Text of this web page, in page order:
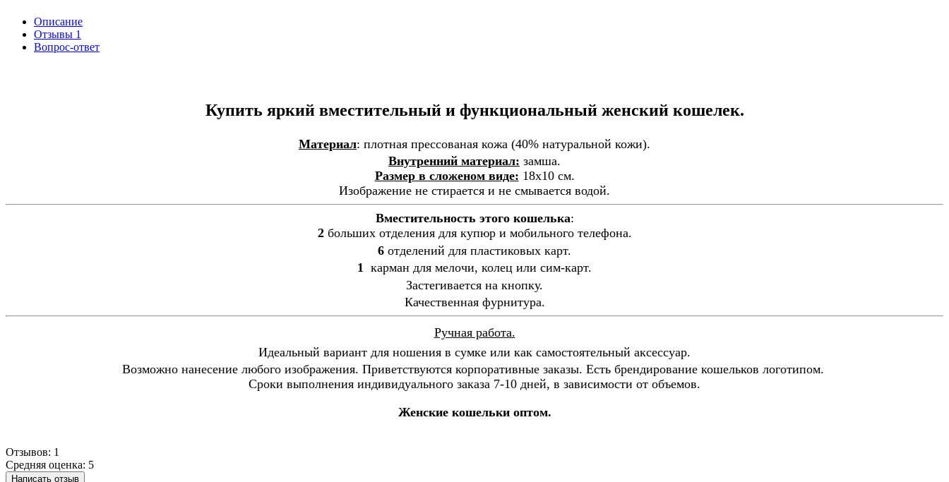
Описание
Отзывы 1
Вопрос-ответ
Купить яркий вместительный и функциональный женский кошелек.
Материал: плотная прессованая кожа (40% натуральной кожи).
Внутренний материал: замша.
Размер в сложеном виде: 18х10 см.
Изображение не стирается и не смывается водой.
Вместительность этого кошелька:
2больших отделения для купюр и мобильного телефона.
6 отделений для пластиковых карт.
1
карман для мелочи, колец или сим-карт.
Застегивается на кнопку.
Качественная фурнитура.
Ручная работа.
Идеальный вариант для ношения в сумке или как самостоятельный аксессуар.
Возможно нанесение любого изображения. Приветствуются корпоративные заказы. Есть брендирование кошельков логотипом.
Сроки выполнения индивидуального заказа 7-10 дней, в зависимости от объемов.
Женские кошельки оптом.
Отзывов: 1
Средняя оценка: 5
Написать отзыв